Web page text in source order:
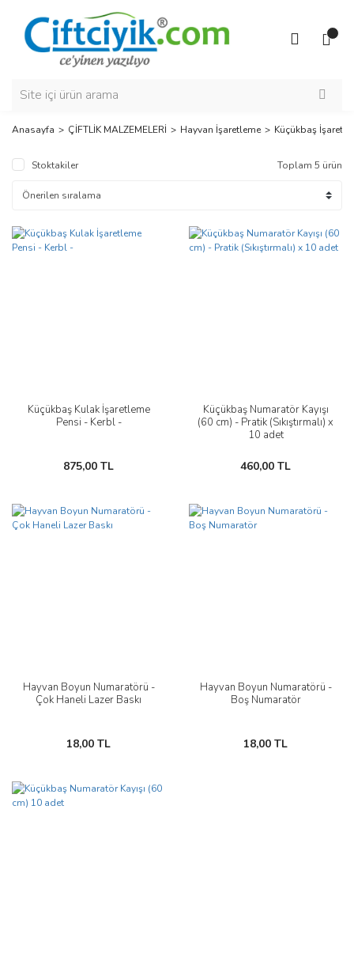
Anasayfa ÇİFTLİK MALZEMELERİ Hayvan İşaretleme Küçükbaş
Stoktakiler Toplam 5 ürün
Küçükbaş Kulak İşaretleme
Pensi - Kerbl -
875,00 TL
Küçükbaş Numaratör Kayışı
(60 cm) - Pratik (Sıkıştırmalı) x
10 adet
460,00 TL
Hayvan Boyun Numaratörü -
Çok Haneli Lazer Baskı
18,00 TL
Hayvan Boyun Numaratörü -
Boş Numaratör
18,00 TL